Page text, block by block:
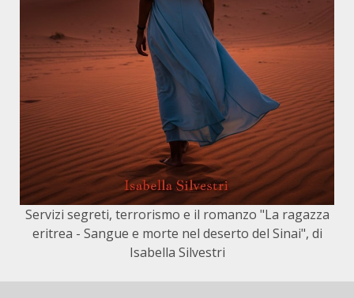
Servizi segreti, terrorismo e il romanzo "La ragazza
eritrea - Sangue e morte nel deserto del Sinai", di
Isabella Silvestri